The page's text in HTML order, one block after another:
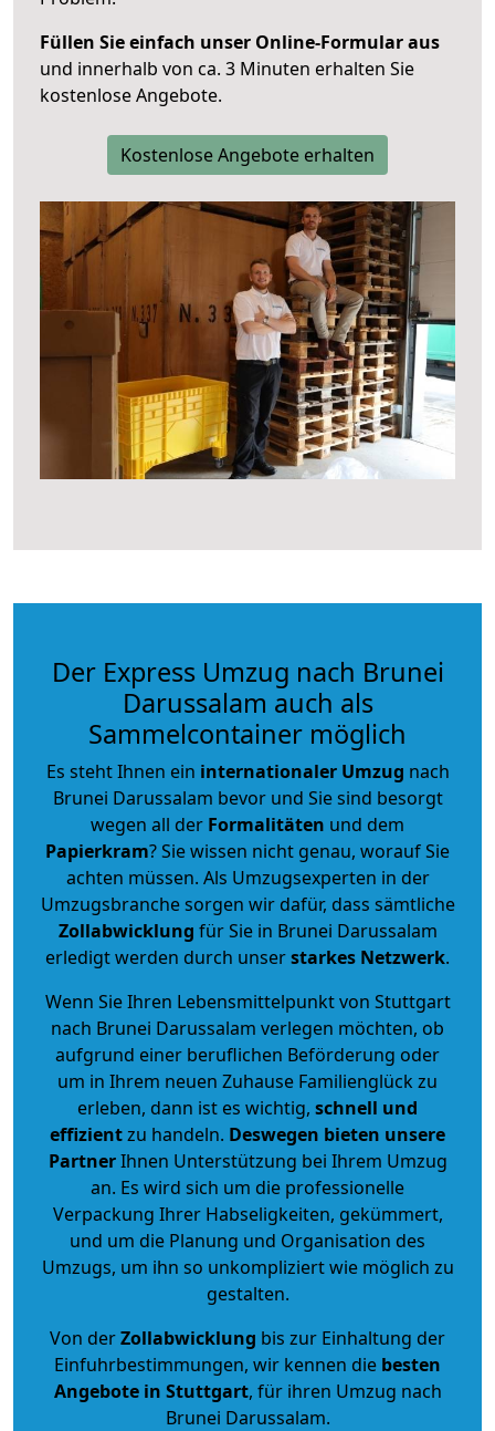
Füllen Sie einfach unser Online-Formular aus
und innerhalb von ca. 3 Minuten erhalten Sie
kostenlose Angebote.
Kostenlose Angebote erhalten
Der Express Umzug nach Brunei
Darussalam auch als
Sammelcontainer möglich
Es steht Ihnen ein internationaler Umzug nach
Brunei Darussalam bevor und Sie sind besorgt
wegen all der Formalitäten und dem
Papierkram? Sie wissen nicht genau, worauf Sie
achten müssen. Als Umzugsexperten in der
Umzugsbranche sorgen wir dafür, dass sämtliche
Zollabwicklung für Sie in Brunei Darussalam
erledigt werden durch unserstarkes Netzwerk.
Wenn Sie Ihren Lebensmittelpunkt von Stuttgart
nach Brunei Darussalam verlegen möchten, ob
aufgrund einer beruflichen Beförderung oder
um in Ihrem neuen Zuhause Familienglück zu
erleben, dann ist es wichtig, schnell und
effizientzu handeln. Deswegen bieten unsere
PartnerIhnen Unterstützung bei Ihrem Umzug
an. Es wird sich um die professionelle
Verpackung Ihrer Habseligkeiten, gekümmert,
und um die Planung und Organisation des
Umzugs, um ihn so unkompliziert wie möglich zu
gestalten.
Von derZollabwicklung bis zur Einhaltung der
Einfuhrbestimmungen, wir kennen die besten
Angebote in Stuttgart, für ihren Umzug nach
Brunei Darussalam.